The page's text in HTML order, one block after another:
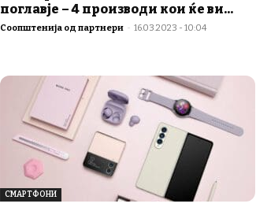
поглавје – 4 производи кои ќе ви...
Соопштенија од партнери - 16.03.2023 - 10:04
СМАРТФОНИ